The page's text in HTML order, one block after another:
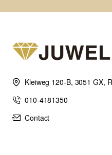
Kleiweg 120-B, 3051 GX,
010-4181350
Contact